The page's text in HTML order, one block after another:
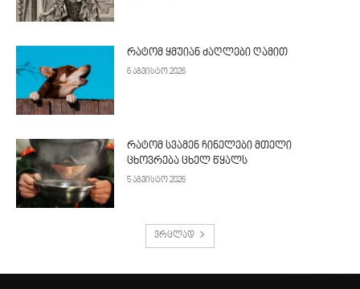
რატომ ყმუიან ძაღლები ღამით
6 აგვისტო 2026
რატომ სვამენ ჩინელები მთელი
ცხოვრება ცხელ წყალს
5 აგვისტო 2026
ვრცლად